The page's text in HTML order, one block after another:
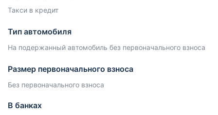
Такси в кредит
Тип автомобиля
На подержанный автомобиль без первоначального взноса
Размер первоначального взноса
Без первоначального взноса
В банках